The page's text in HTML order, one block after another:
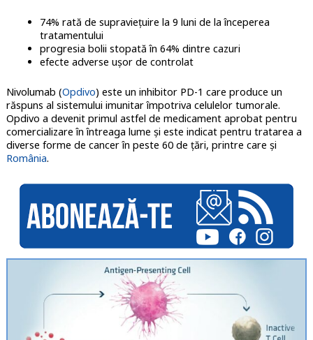
74% rată de supraviețuire la 9 luni de la începerea
tratamentului
progresia bolii stopată în 64% dintre cazuri
efecte adverse ușor de controlat
Nivolumab (Opdivo) este un inhibitor PD-1 care produce un
răspuns al sistemului imunitar împotriva celulelor tumorale.
Opdivo a devenit primul astfel de medicament aprobat pentru
comercializare în întreaga lume și este indicat pentru tratarea a
diverse forme de cancer în peste 60 de țări, printre care și
România.